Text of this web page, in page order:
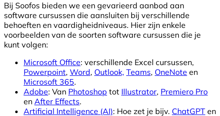
Bij Soofos bieden we een gevarieerd aanbod aan
software cursussen die aansluiten bij verschillende
behoeften en vaardigheidniveaus. Hier zijn enkele
voorbeelden van de soorten software cursussen die je
kunt volgen:
Microsoft Office: verschillende Excel cursussen,
Powerpoint, Word, Outlook, Teams, OneNote en
Microsoft 365.
Adobe: Van Photoshop tot Illustrator, Premiero Pro
en After Effects.
Artificial Intelligence (AI): Hoe zet je bijv. ChatGPT en